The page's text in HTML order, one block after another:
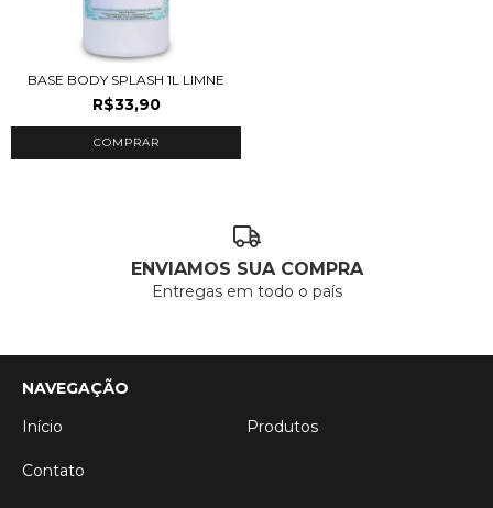
BASE BODY SPLASH 1L LIMNE
R$33,90
ENVIAMOS SUA COMPRA
Entregas em todo o país
NAVEGAÇÃO
Início
Produtos
Contato